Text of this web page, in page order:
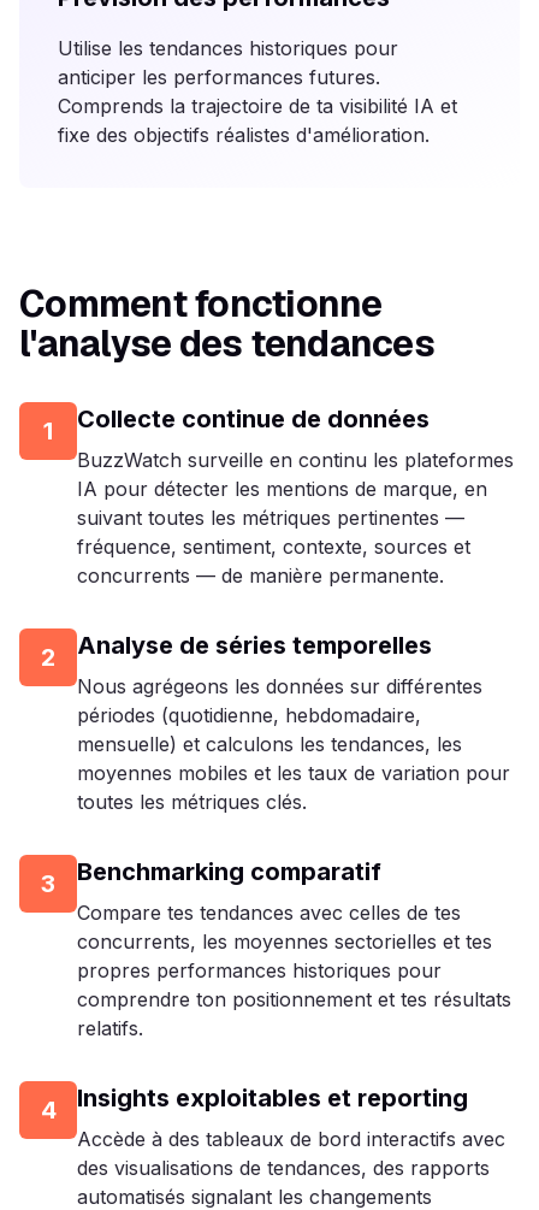
Utilise les tendances historiques pour
anticiper les performances futures.
Comprends la trajectoire de ta visibilité IA et
fixe des objectifs réalistes d'amélioration.
Comment fonctionne
l'analyse des tendances
1 Collecte continue de données
BuzzWatch surveille en continu les plateformes
IA pour détecter les mentions de marque, en
suivant toutes les métriques pertinentes —
fréquence, sentiment, contexte, sources et
concurrents — de manière permanente.
2 Analyse de séries temporelles
Nous agrégeons les données sur différentes
périodes (quotidienne, hebdomadaire,
mensuelle) et calculons les tendances, les
moyennes mobiles et les taux de variation pour
toutes les métriques clés.
3 Benchmarking comparatif
Compare tes tendances avec celles de tes
concurrents, les moyennes sectorielles et tes
propres performances historiques pour
comprendre ton positionnement et tes résultats
relatifs.
4 Insights exploitables et reporting
Accède à des tableaux de bord interactifs avec
des visualisations de tendances, des rapports
automatisés signalant les changements